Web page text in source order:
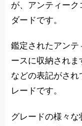
が、アンティー
ダードです。
鑑定されたアン
ースに収納されま
などの表記がさ
レードです。
グレードの様々